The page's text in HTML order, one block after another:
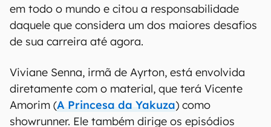
em todo o mundo e citou a responsabilidade
daquele que considera um dos maiores desafios
de sua carreira até agora.
Viviane Senna, irmã de Ayrton, está envolvida
diretamente com o material, que terá Vicente
Amorim (A Princesa da Yakuza) como
showrunner. Ele também dirige os episódios